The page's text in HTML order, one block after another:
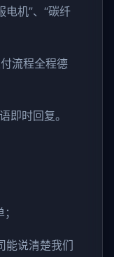
电机”、“碳纤
流程全程德
即时回复。
能说清楚我们